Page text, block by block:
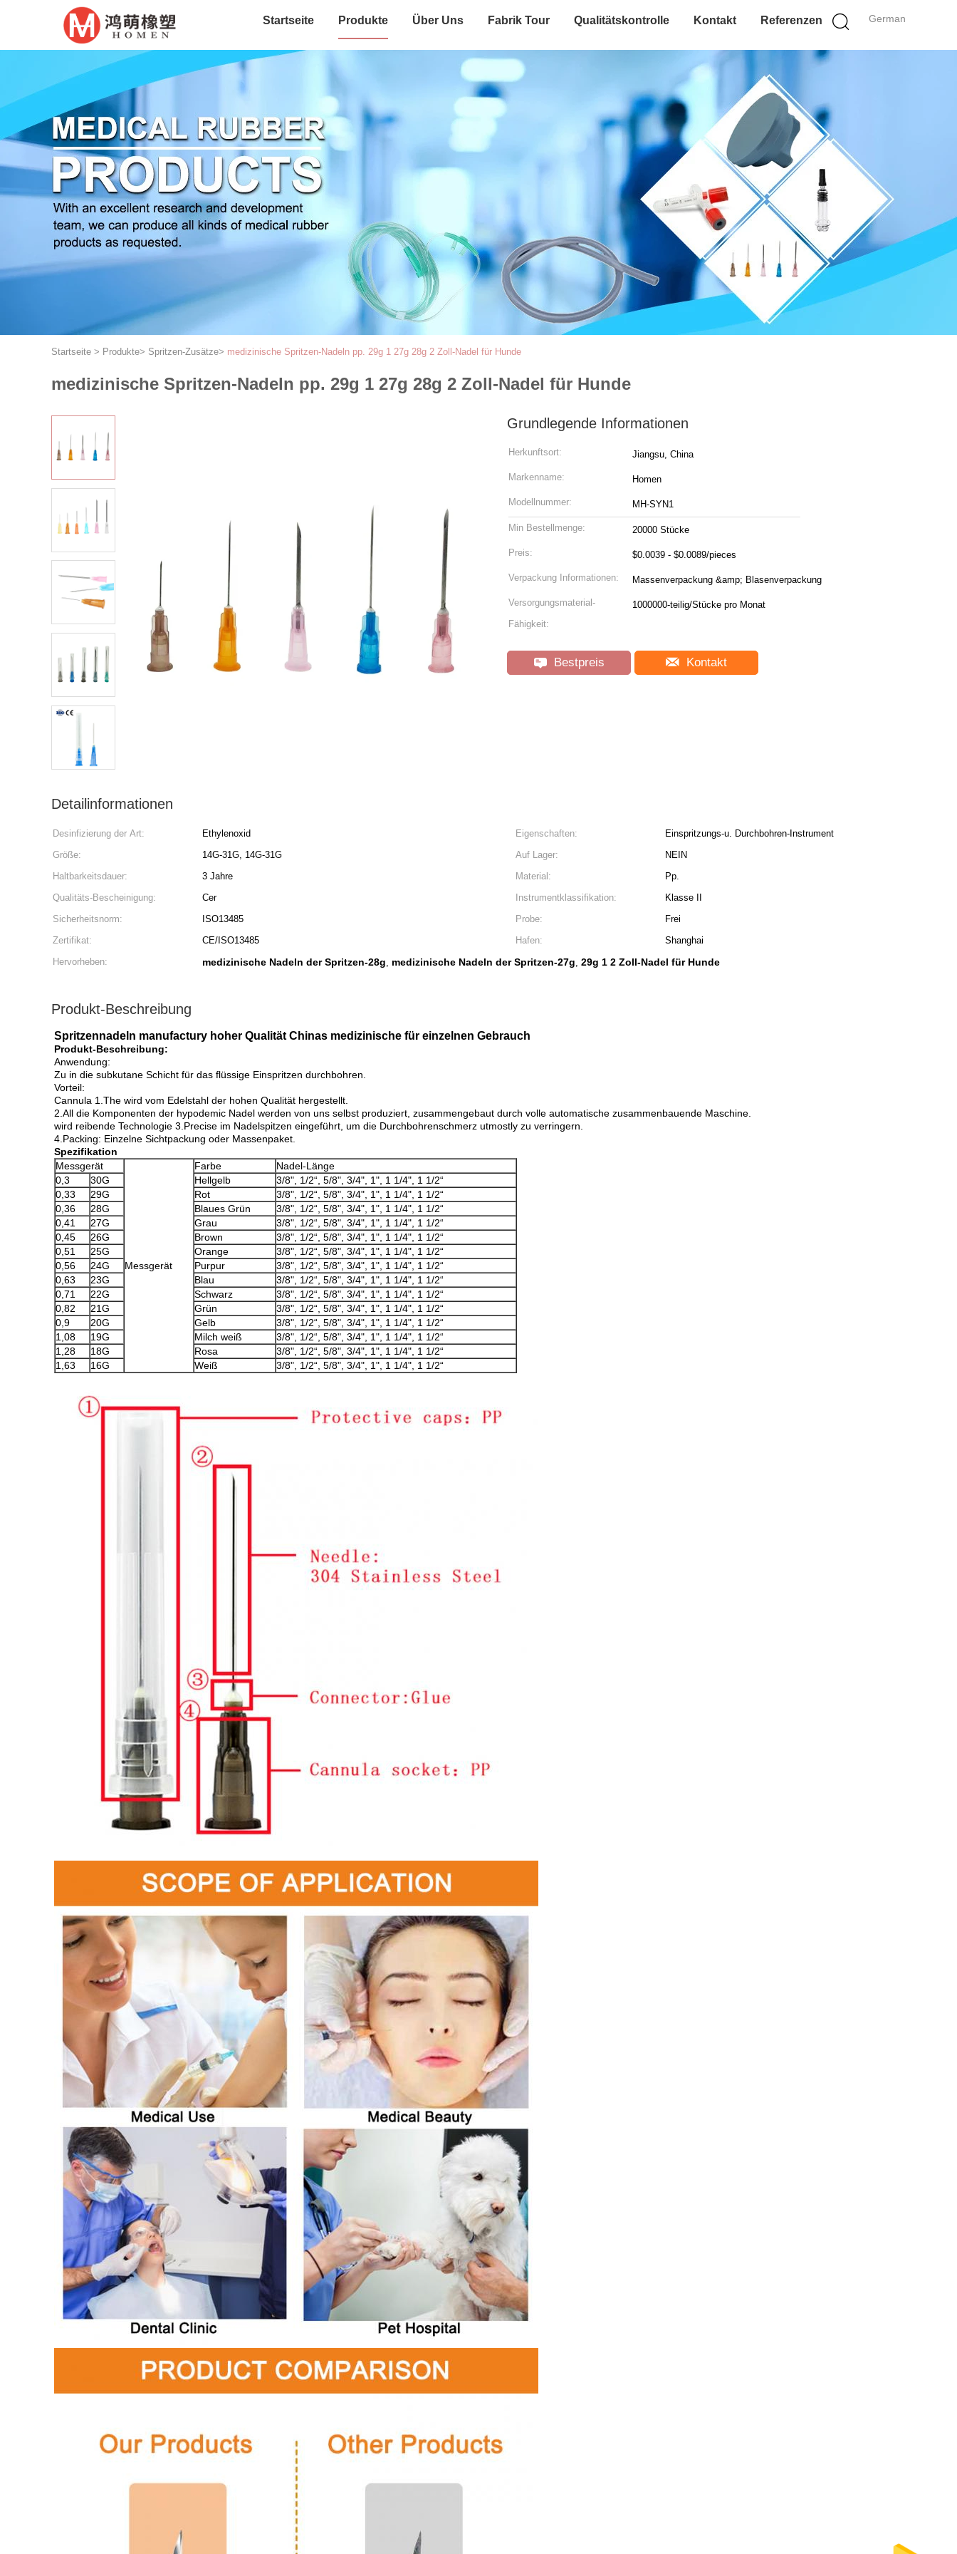
German
Startseite Produkte Über Uns Fabrik Tour Qualitätskontrolle Kontakt Referenzen
Startseite > Produkte> Spritzen-Zusätze> medizinische Spritzen-Nadeln pp. 29g 1 27g 28g 2 Zoll-Nadel für Hunde
medizinische Spritzen-Nadeln pp. 29g 1 27g 28g 2 Zoll-Nadel für Hunde
Grundlegende Informationen
Herkunftsort: Jiangsu, China
Markenname: Homen
Modellnummer: MH-SYN1
Min Bestellmenge: 20000 Stücke
Preis: $0.0039 - $0.0089/pieces
Verpackung Informationen: Massenverpackung &amp; Blasenverpackung
Versorgungsmaterial-
Fähigkeit:
1000000-teilig/Stücke pro Monat
Bestpreis Kontakt
Detailinformationen
Desinfizierung der Art: Ethylenoxid Eigenschaften:
Einspritzungs-u. Durchbohren-Instrument
Größe:
14G-31G, 14G-31G Auf Lager:
NEIN
Haltbarkeitsdauer:
3 Jahre Material:
Pp.
Qualitäts-Bescheinigung:
Cer Instrumentklassifikation:
Klasse II
Sicherheitsnorm:
ISO13485 Probe:
Frei
Zertifikat:
CE/ISO13485 Hafen:
Shanghai
Hervorheben:
medizinische Nadeln der Spritzen-28g, medizinische Nadeln der Spritzen-27g, 29g 1 2 Zoll-Nadel für Hunde
Produkt-Beschreibung
Spritzennadeln manufactury hoher Qualität Chinas medizinische für einzelnen Gebrauch
Produkt-Beschreibung:
Anwendung:
Zu in die subkutane Schicht für das flüssige Einspritzen durchbohren.
Vorteil:
Cannula 1.The wird vom Edelstahl der hohen Qualität hergestellt.
2.All die Komponenten der hypodemic Nadel werden von uns selbst produziert, zusammengebaut durch volle automatische zusammenbauende Maschine.
wird reibende Technologie 3.Precise im Nadelspitzen eingeführt, um die Durchbohrenschmerz utmostly zu verringern.
4.Packing: Einzelne Sichtpackung oder Massenpaket.
Spezifikation
Messgerät
Messgerät
Farbe
Nadel-Länge
0,3
30G Hellgelb
3/8", 1/2“, 5/8", 3/4", 1", 1 1/4", 1 1/2“
0,33
29G Rot
3/8", 1/2“, 5/8", 3/4", 1", 1 1/4", 1 1/2“
0,36
28G Blaues Grün
3/8", 1/2“, 5/8", 3/4", 1", 1 1/4", 1 1/2“
0,41
27G Grau
3/8", 1/2“, 5/8", 3/4", 1", 1 1/4", 1 1/2“
0,45
26G Brown
3/8", 1/2“, 5/8", 3/4", 1", 1 1/4", 1 1/2“
0,51
25G Orange
3/8", 1/2“, 5/8", 3/4", 1", 1 1/4", 1 1/2“
0,56
24G Purpur
3/8", 1/2“, 5/8", 3/4", 1", 1 1/4", 1 1/2“
0,63
23G Blau
3/8", 1/2“, 5/8", 3/4", 1", 1 1/4", 1 1/2“
0,71
22G Schwarz
3/8", 1/2“, 5/8", 3/4", 1", 1 1/4", 1 1/2“
0,82
21G Grün
3/8", 1/2“, 5/8", 3/4", 1", 1 1/4", 1 1/2“
0,9
20G Gelb
3/8", 1/2“, 5/8", 3/4", 1", 1 1/4", 1 1/2“
1,08
19G Milch weiß
3/8", 1/2“, 5/8", 3/4", 1", 1 1/4", 1 1/2“
1,28
18G Rosa
3/8", 1/2“, 5/8", 3/4", 1", 1 1/4", 1 1/2“
1,63
16G Weiß 3/8", 1/2“, 5/8", 3/4", 1", 1 1/4", 1 1/2“